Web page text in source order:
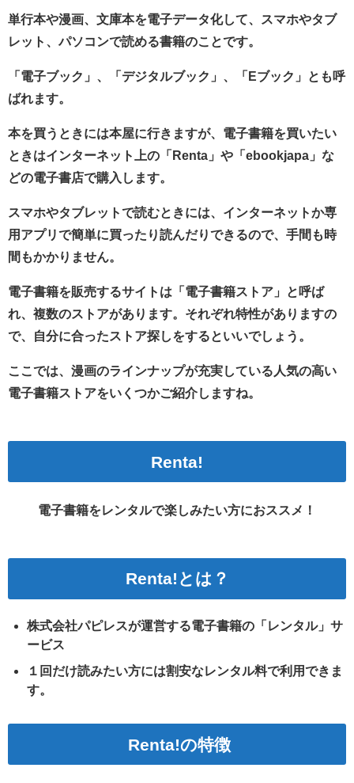
単行本や漫画、文庫本を電子データ化して、スマホやタブ
レット、パソコンで読める書籍のことです。
「電子ブック」、「デジタルブック」、「Eブック」とも呼
ばれます。
本を買うときには本屋に行きますが、電子書籍を買いたい
ときはインターネット上の「Renta」や「ebookjapa」な
どの電子書店で購入します。
スマホやタブレットで読むときには、インターネットか専
用アプリで簡単に買ったり読んだりできるので、手間も時
間もかかりません。
電子書籍を販売するサイトは「電子書籍ストア」と呼ば
れ、複数のストアがあります。それぞれ特性がありますの
で、自分に合ったストア探しをするといいでしょう。
ここでは、漫画のラインナップが充実している人気の高い
電子書籍ストアをいくつかご紹介しますね。
Renta!
電子書籍をレンタルで楽しみたい方におススメ！
Renta!とは？
株式会社パピレスが運営する電子書籍の「レンタル」サ
ービス
１回だけ読みたい方には割安なレンタル料で利用できま
す。
Renta!の特徴